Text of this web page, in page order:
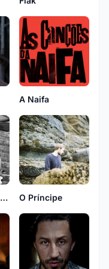
A Naifa
Rainhas do AutoEngano O Príncipe